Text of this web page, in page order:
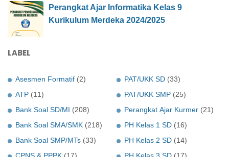
Perangkat Ajar Informatika Kelas 9
Kurikulum Merdeka 2024/2025
LABEL
Asesmen Formatif (2)
ATP (11)
Bank Soal SD/MI (208)
Bank Soal SMA/SMK (218)
Bank Soal SMP/MTs (33)
PAT/UKK SD (33)
PAT/UKK SMP (25)
Perangkat Ajar Kurmer (21)
PH Kelas 1 SD (16)
PH Kelas 2 SD (14)